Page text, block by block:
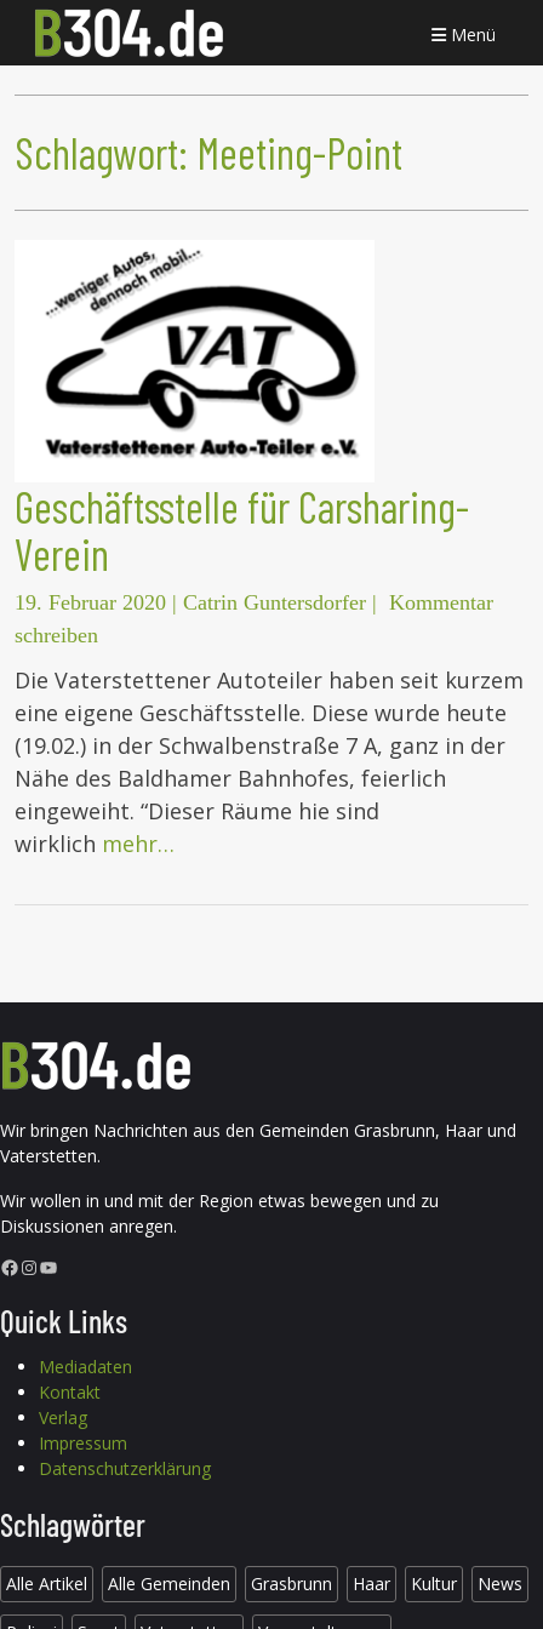
Menü
Schlagwort: Meeting-Point
Geschäftsstelle für Carsharing-
Verein
19. Februar 2020 | Catrin Guntersdorfer | Kommentar
schreiben
Die Vaterstettener Autoteiler haben seit kurzem
eine eigene Geschäftsstelle. Diese wurde heute
(19.02.) in der Schwalbenstraße 7 A, ganz in der
Nähe des Baldhamer Bahnhofes, feierlich
eingeweiht. “Dieser Räume hie sind
wirklich mehr…
Wir bringen Nachrichten aus den Gemeinden Grasbrunn, Haar und
Vaterstetten.
Wir wollen in und mit der Region etwas bewegen und zu
Diskussionen anregen.
Facebook InstagramYouTube
Quick Links
Mediadaten
Kontakt
Verlag
Impressum
Datenschutzerklärung
Schlagwörter
Alle Artikel Alle Gemeinden Grasbrunn Haar Kultur News